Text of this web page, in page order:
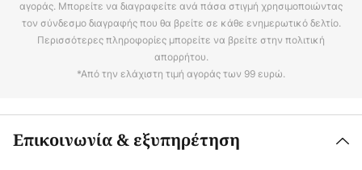
αγοράς. Μπορείτε να διαγραφείτε ανά πάσα στιγμή χρησιμοποιώντας
τον σύνδεσμο διαγραφής που θα βρείτε σε κάθε ενημερωτικό δελτίο.
Περισσότερες πληροφορίες μπορείτε να βρείτε στην πολιτική
απορρήτου.
*Από την ελάχιστη τιμή αγοράς των 99 ευρώ.
Επικοινωνία & εξυπηρέτηση